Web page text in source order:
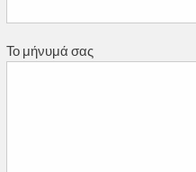
Το μήνυμά σας